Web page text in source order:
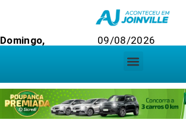
Domingo, 09/08/2026